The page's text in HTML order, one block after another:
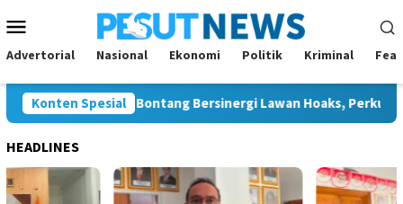
ke
kontenMobile
Advertorial Nasional Ekonomi Politik Kriminal
Konten Spesial
dan JMSI Bontang Bersinergi Lawan Hoaks, Perkuat
HEADLINES